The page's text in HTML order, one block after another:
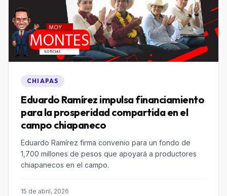
CHIAPAS
Eduardo Ramírez impulsa financiamiento
para la prosperidad compartida en el
campo chiapaneco
Eduardo Ramírez firma convenio para un fondo de
1,700 millones de pesos que apoyará a productores
chiapanecos en el campo.
15 de abril, 2026